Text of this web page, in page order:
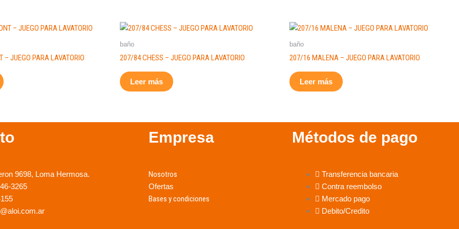
– JUEGO PARA LAVATORIO
baño
207/84 CHESS – JUEGO PARA LAVATORIO
Leer más
baño
207/16 MALENA – JUEGO PARA LAVATORIO
Leer más
9698, Loma Hermosa.
3265
Empresa
Nosotros
Ofertas
Bases y condiciones
Métodos de pago
Transferencia bancaria
Contra reembolso
Mercado pago
Debito/Credito